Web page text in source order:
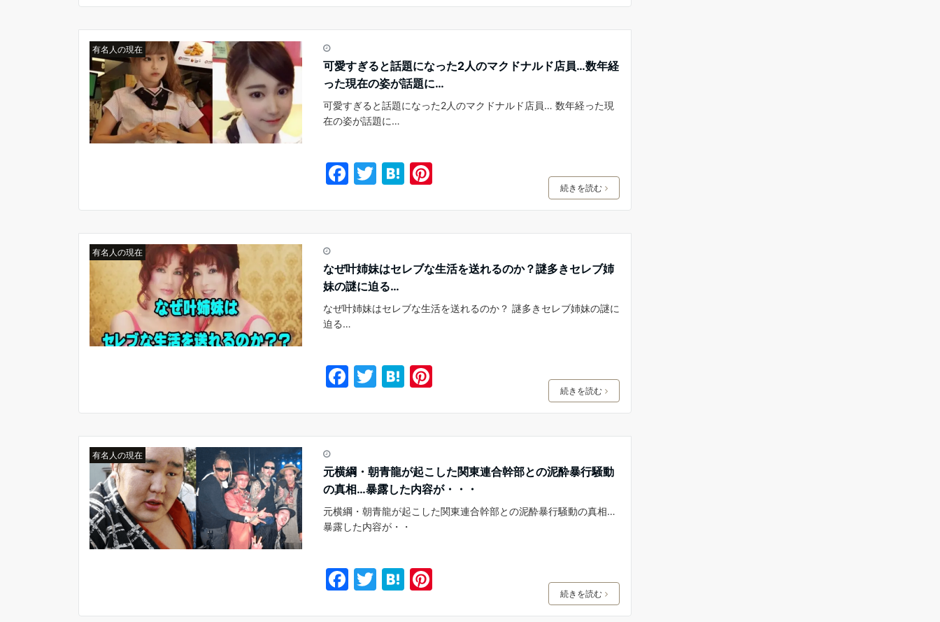
c
e
b
o
o
k
itt
er
e
n
a
er
e
st
有名人の現在
可愛すぎると話題になった2人のマクドナルド店員…数年経
った現在の姿が話題に…
可愛すぎると話題になった2人のマクドナルド店員… 数年経った現
在の姿が話題に…
F
c
e
b
o
o
k
T
itt
er
H
e
n
a
Pi
er
e
st
続きを読む
有名人の現在
なぜ叶姉妹はセレブな生活を送れるのか？謎多きセレブ姉
妹の謎に迫る…
なぜ叶姉妹はセレブな生活を送れるのか？ 謎多きセレブ姉妹の謎に
迫る…
F
c
e
b
o
o
k
T
itt
er
H
e
n
a
Pi
er
e
st
続きを読む
有名人の現在
元横綱・朝青龍が起こした関東連合幹部との泥酔暴行騒動
の真相…暴露した内容が・・・
元横綱・朝青龍が起こした関東連合幹部との泥酔暴行騒動の真相…
暴露した内容が・・
F T H Pi
続きを読む